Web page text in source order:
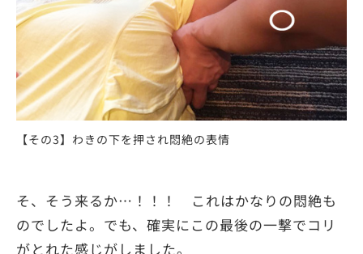
【その3】わきの下を押され悶絶の表情
そ、そう来るか…！！！ これはかなりの悶絶も
のでしたよ。でも、確実にこの最後の一撃でコリ
がとれた感じがしました。